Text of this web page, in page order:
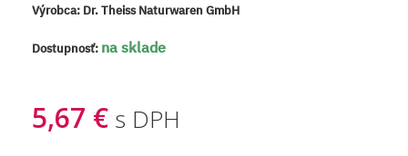
Výrobca: Dr. Theiss Naturwaren GmbH
Dostupnosť: na sklade
5,67 € s DPH